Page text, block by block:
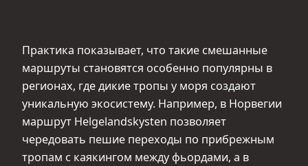
Практика показывает, что такие смешанные
маршруты становятся особенно популярны в
регионах, где дикие тропы у моря создают
уникальную экосистему. Например, в Норвегии
маршрут Helgelandskysten позволяет
чередовать пешие переходы по прибрежным
тропам с каякингом между фьордами, а в